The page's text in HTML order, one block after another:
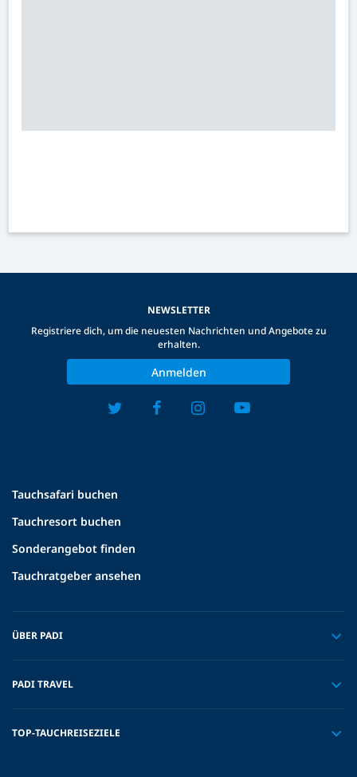
Tauchsafari buchen
Tauchresort buchen
Sonderangebot finden
Tauchratgeber ansehen
ÜBER PADI
PADI TRAVEL
TOP-TAUCHREISEZIELE
NEWSLETTER
Registriere dich, um die neuesten Nachrichten und Angebote zu
erhalten.
Anmelden